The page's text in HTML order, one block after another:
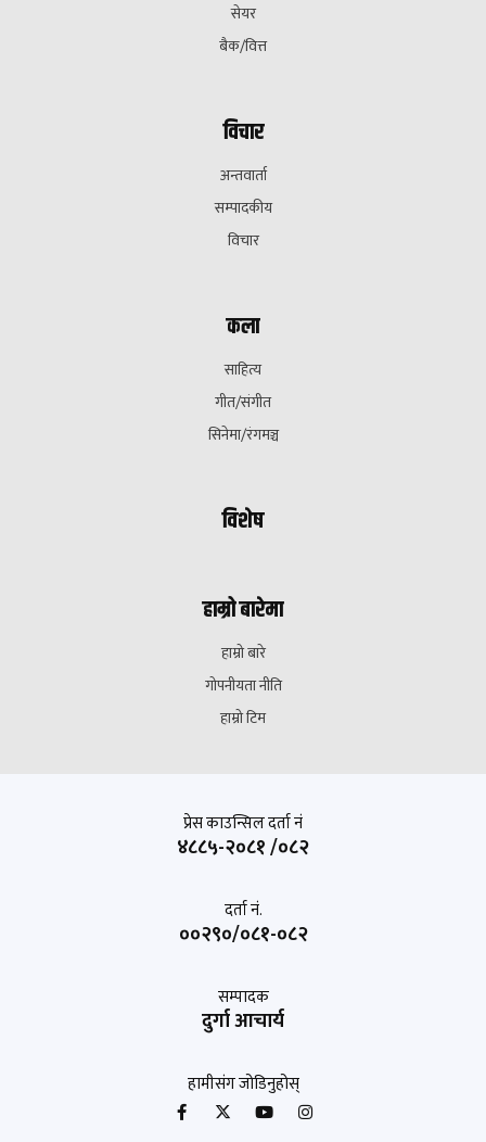
सेयर
बैक/वित्त
विचार
अन्तवार्ता
सम्पादकीय
विचार
कला
साहित्य
गीत/संगीत
सिनेमा/रंगमञ्च
विशेष
हाम्रो बारेमा
हाम्रो बारे
गोपनीयता नीति
हाम्रो टिम
प्रेस काउन्सिल दर्ता नं
४८८५-२०८१ /०८२
दर्ता नं.
००२९०/०८१-०८२
सम्पादक
दुर्गा आचार्य
हामीसंग जोडिनुहोस्